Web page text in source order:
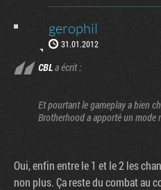
gerophil
31.01.2012
CBLa écrit :
Et pourtant le gameplay a bien
Brotherhood a apporté un mode
Oui, enfin entre le 1 et le 2 les
non plus. Ça reste du combat au